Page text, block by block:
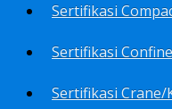
Sertifikasi
Sertifikasi
Sertifikasi Crane/